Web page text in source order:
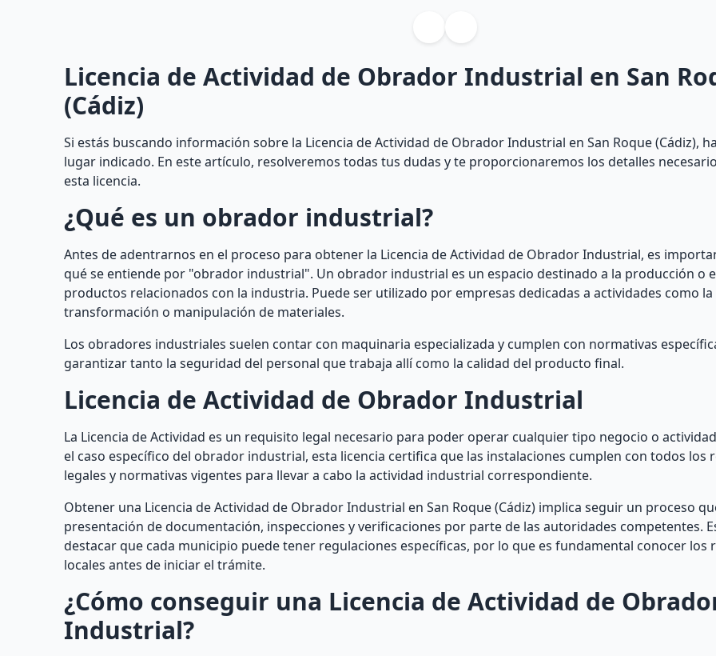
Licencia de Actividad de Obrador Industrial en San
(Cádiz)
Si estás buscando información sobre la Licencia de Actividad de Obrador Industrial en San Roque (Cádiz),
lugar indicado. En este artículo, resolveremos todas tus dudas y te proporcionaremos los detalles
esta licencia.
¿Qué es un obrador industrial?
Antes de adentrarnos en el proceso para obtener la Licencia de Actividad de Obrador Industrial, es
qué se entiende por "obrador industrial". Un obrador industrial es un espacio destinado a la producción o
productos relacionados con la industria. Puede ser utilizado por empresas dedicadas a actividades como
transformación o manipulación de materiales.
Los obradores industriales suelen contar con maquinaria especializada y cumplen con normativas
garantizar tanto la seguridad del personal que trabaja allí como la calidad del producto final.
Licencia de Actividad de Obrador Industrial
La Licencia de Actividad es un requisito legal necesario para poder operar cualquier tipo negocio o
el caso específico del obrador industrial, esta licencia certifica que las instalaciones cumplen con todos los
legales y normativas vigentes para llevar a cabo la actividad industrial correspondiente.
Obtener una Licencia de Actividad de Obrador Industrial en San Roque (Cádiz) implica seguir un proceso
presentación de documentación, inspecciones y verificaciones por parte de las autoridades competentes.
destacar que cada municipio puede tener regulaciones específicas, por lo que es fundamental conocer los
locales antes de iniciar el trámite.
¿Cómo conseguir una Licencia de Actividad de
Industrial?